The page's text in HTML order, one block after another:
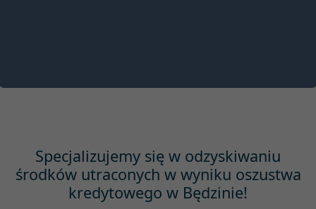
Specjalizujemy się w odzyskiwaniu
środków utraconych w wyniku oszustwa
kredytowego w Będzinie!